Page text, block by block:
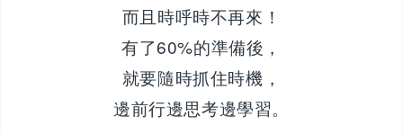
而且時呼時不再來！
有了60%的準備後，
就要隨時抓住時機，
邊前行邊思考邊學習。